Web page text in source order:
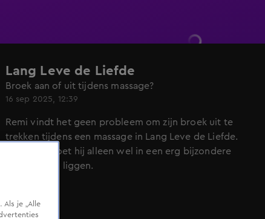
Lang Leve de Liefde
Broek aan of uit tijdens massage?
16 sep 2025, 12:39
Remi vindt het geen probleem om zijn broek uit te
trekken tijdens een massage in Lang Leve de Liefde.
Hiervoor moet hij alleen wel in een erg bijzondere
positie gaan liggen.
je „Alle